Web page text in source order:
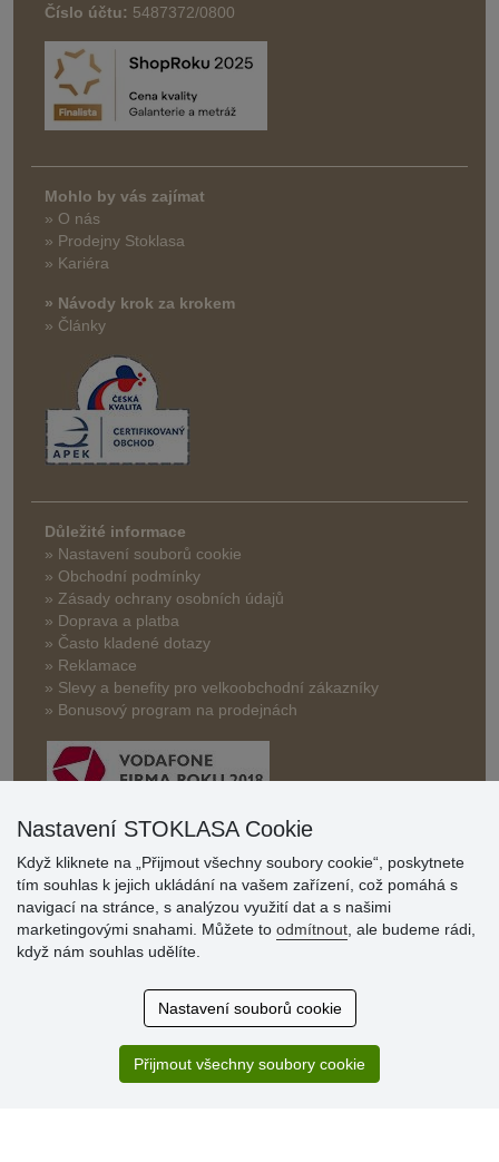
Číslo účtu: 5487372/0800
Mohlo by vás zajímat
» O nás
» Prodejny Stoklasa
» Kariéra
» Návody krok za krokem
» Články
Důležité informace
» Nastavení souborů cookie
» Obchodní podmínky
» Zásady ochrany osobních údajů
» Doprava a platba
» Často kladené dotazy
» Reklamace
» Slevy a benefity pro velkoobchodní zákazníky
» Bonusový program na prodejnách
Hodnocení
zákazníků
29.7.2026
Super obchod, kvalitní zboží za slušné ceny. Vřele
Nastavení STOKLASA Cookie
Když kliknete na „Přijmout všechny soubory cookie“, poskytnete
tím souhlas k jejich ukládání na vašem zařízení, což pomáhá s
navigací na stránce, s analýzou využití dat a s našimi
marketingovými snahami. Můžete to odmítnout , ale budeme rádi,
když nám souhlas udělíte.
Nastavení souborů cookie
Přijmout všechny soubory cookie